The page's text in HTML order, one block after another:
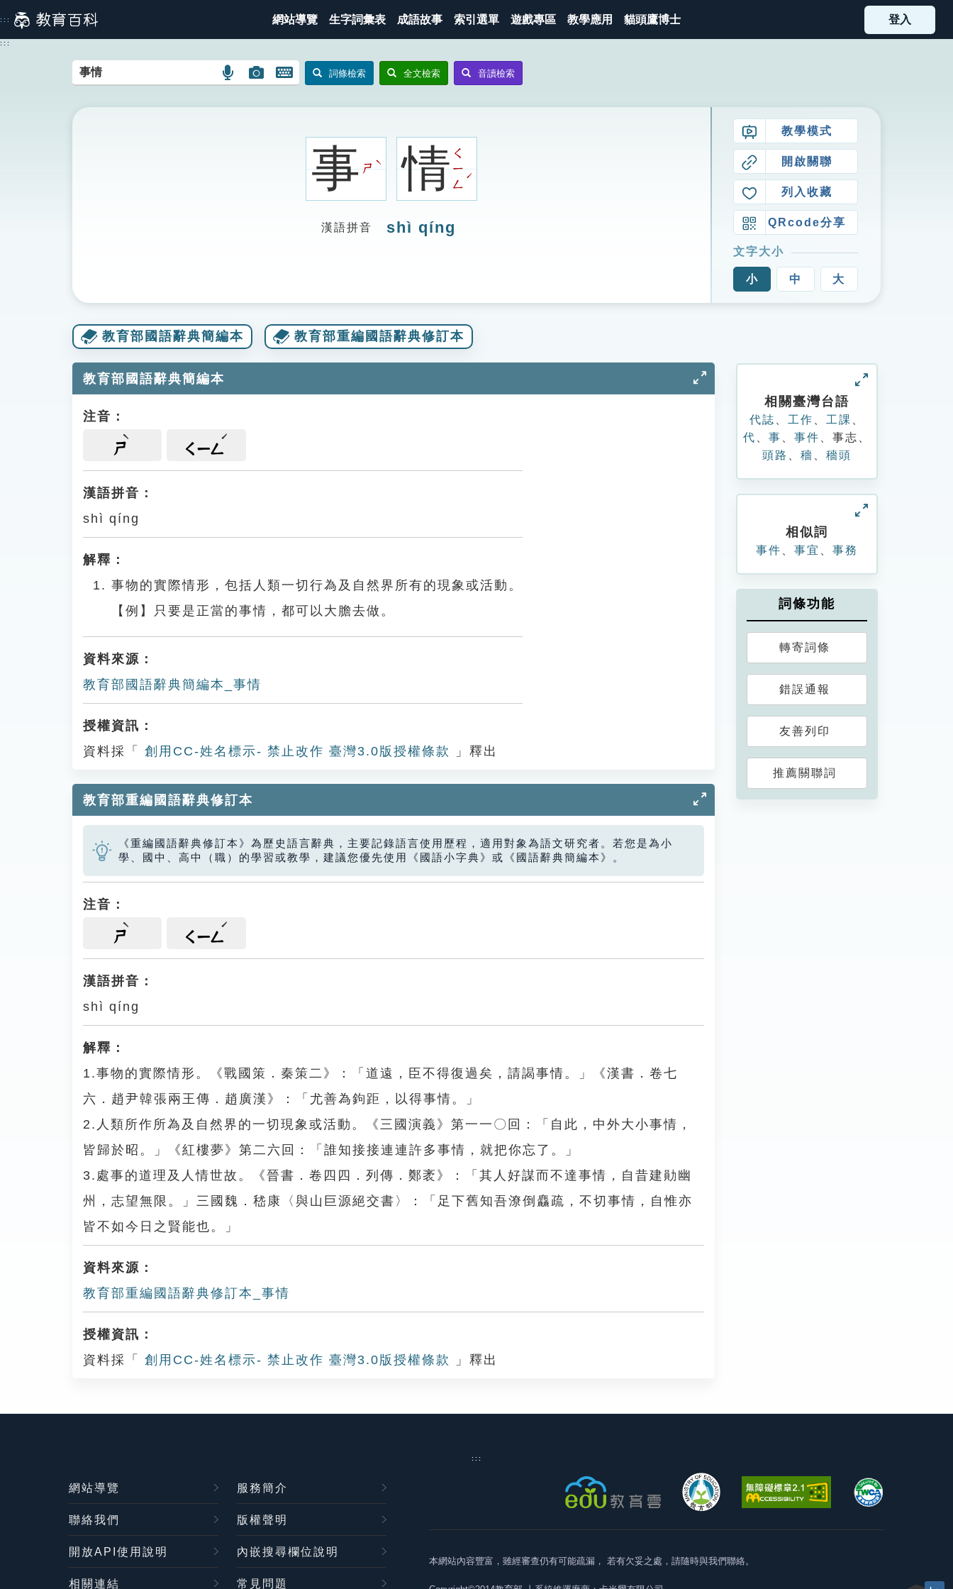
到
主
::: 網站導覽 生字詞彙表 成語故事 索引選單 遊戲專區 教學應用 貓頭鷹博士 登入
:::
語
搜
圖
搜
開
鍵
詞條檢索 全文檢索 音讀檢索
事ㄕ
ˋ 情ㄑ
ㄧ
ㄥ
ˊ
漢語拼音 shì qíng
教學模式
開啟關聯
列入收藏
QRcode分享
文字大小
小 中 大
教育部國語辭典簡編本 教育部重編國語辭典修訂本
教育部國語辭典簡編本
注音：
ㄕ ㄑㄧㄥ
漢語拼音：
shì qíng
解釋：
事物的實際情形，包括人類一切行為及自然界所有的現象或活動。
【例】只要是正當的事情，都可以大膽去做。
資料來源：
教育部國語辭典簡編本_事情
授權資訊：
資料採「
創用CC-姓名標示- 禁止改作 臺灣3.0版授權條款 」釋出
教育部重編國語辭典修訂本
《重編國語辭典修訂本》為歷史語言辭典，主要記錄語言使用歷程，適用對象為語文研究者。若您是為小
學、國中、高中（職）的學習或教學，建議您優先使用《國語小字典》或《國語辭典簡編本》。
注音：
ㄕ ㄑㄧㄥ
漢語拼音：
shì qíng
解釋：
1.事物的實際情形。《戰國策．秦策二》：「道遠，臣不得復過矣，請謁事情。」《漢書．卷七
六．趙尹韓張兩王傳．趙廣漢》：「尤善為鉤距，以得事情。」
2.人類所作所為及自然界的一切現象或活動。《三國演義》第一一〇回：「自此，中外大小事情，
皆歸於昭。」《紅樓夢》第二六回：「誰知接接連連許多事情，就把你忘了。」
3.處事的道理及人情世故。《晉書．卷四四．列傳．鄭袤》：「其人好謀而不達事情，自昔建勛幽
州，志望無限。」三國魏．嵇康〈與山巨源絕交書〉：「足下舊知吾潦倒麤疏，不切事情，自惟亦
皆不如今日之賢能也。」
資料來源：
教育部重編國語辭典修訂本_事情
授權資訊：
資料採「
創用CC-姓名標示- 禁止改作 臺灣3.0版授權條款 」釋出
相關臺灣台語
代誌 工作 工課
代
事 事件 事志
頭路
穡 穡頭
相似詞
事件 事宜 事務
詞條功能
轉寄詞條
錯誤通報
友善列印
推薦關聯詞
:::
網站導覽 服務簡介
聯絡我們 版權聲明
開放API使用說明 內嵌搜尋欄位說明
相關連結 常見問題
本網站內容豐富，雖經審查仍有可能疏漏， 若有欠妥之處，請隨時與我們聯絡。